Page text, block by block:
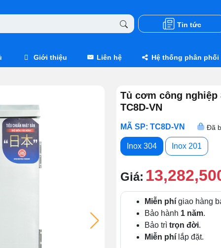
Tin tức
Giới thiệu Liên hệ Hệ thống phân phối
Tủ cơm công nghiệp
TC8D-VN
MÃ SP: TC8D-VN Đã
Inox 304 Inox 201
Giá:
Miễn phí giao hàng
Bảo hành 1 năm.
Bảo trì trọn đời.
Miễn phí lắp đặt.